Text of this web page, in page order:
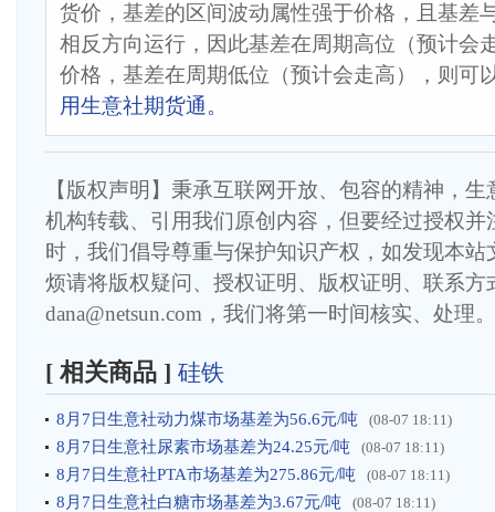
货价，基差的区间波动属性强于价格，且基差
相反方向运行，因此基差在周期高位（预计会
价格，基差在周期低位（预计会走高），则可
用生意社期货通。
【版权声明】秉承互联网开放、包容的精神，
机构转载、引用我们原创内容，但要经过授权并
时，我们倡导尊重与保护知识产权，如发现本
烦请将版权疑问、授权证明、版权证明、联系方
dana@netsun.com，我们将第一时间核实、处理。
[ 相关商品 ] 硅铁
8月7日生意社动力煤市场基差为56.6元/吨 (08-07 18:11)
8月7日生意社尿素市场基差为24.25元/吨 (08-07 18:11)
8月7日生意社PTA市场基差为275.86元/吨 (08-07 18:11)
8月7日生意社白糖市场基差为3.67元/吨 (08-07 18:11)